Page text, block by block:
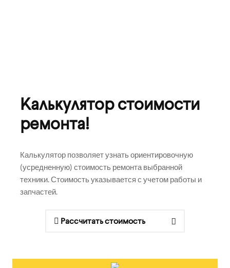
Калькулятор стоимости
ремонта!
Калькулятор позволяет узнать ориентировочную
(усредненную) стоимость ремонта выбранной
техники. Стоимость указывается с учетом работы и
запчастей.
Рассчитать стоимость